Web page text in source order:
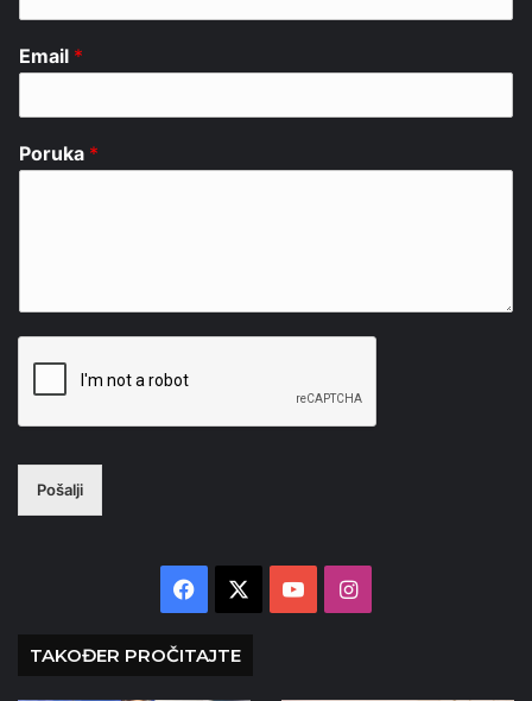
Email *
Poruka *
Pošalji
Facebook YouTubeInstagram
TAKOĐER PROČITAJTE